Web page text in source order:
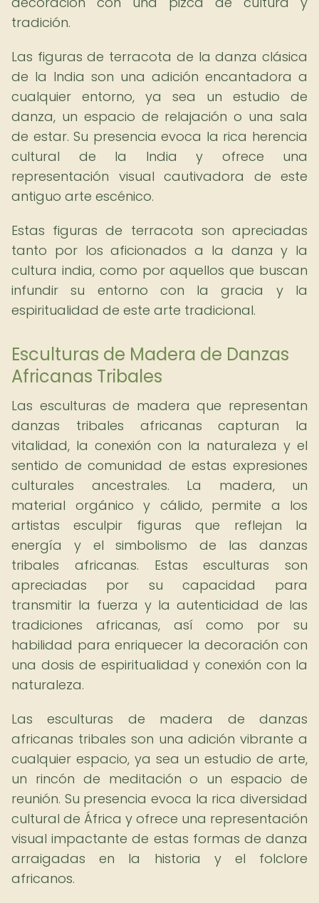
tradición.
Las figuras de terracota de la danza clásica
de la India son una adición encantadora a
cualquier entorno, ya sea un estudio de
danza, un espacio de relajación o una sala
de estar. Su presencia evoca la rica herencia
cultural de la India y ofrece una
representación visual cautivadora de este
antiguo arte escénico.
Estas figuras de terracota son apreciadas
tanto por los aficionados a la danza y la
cultura india, como por aquellos que buscan
infundir su entorno con la gracia y la
espiritualidad de este arte tradicional.
Esculturas de Madera de Danzas
Africanas Tribales
Las esculturas de madera que representan
danzas tribales africanas capturan la
vitalidad, la conexión con la naturaleza y el
sentido de comunidad de estas expresiones
culturales ancestrales. La madera, un
material orgánico y cálido, permite a los
artistas esculpir figuras que reflejan la
energía y el simbolismo de las danzas
tribales africanas. Estas esculturas son
apreciadas por su capacidad para
transmitir la fuerza y la autenticidad de las
tradiciones africanas, así como por su
habilidad para enriquecer la decoración con
una dosis de espiritualidad y conexión con la
naturaleza.
Las esculturas de madera de danzas
africanas tribales son una adición vibrante a
cualquier espacio, ya sea un estudio de arte,
un rincón de meditación o un espacio de
reunión. Su presencia evoca la rica diversidad
cultural de África y ofrece una representación
visual impactante de estas formas de danza
arraigadas en la historia y el folclore
africanos.